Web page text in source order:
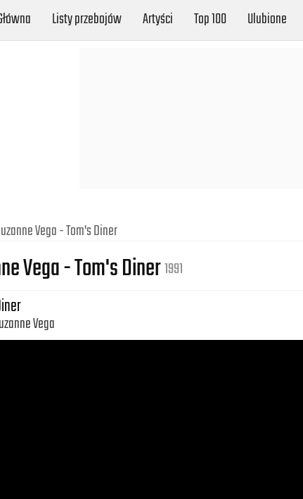
Listy przebojów Artyści Top 100 Ulubione
Vega - Tom's Diner
Vega - Tom's Diner1991
Vega